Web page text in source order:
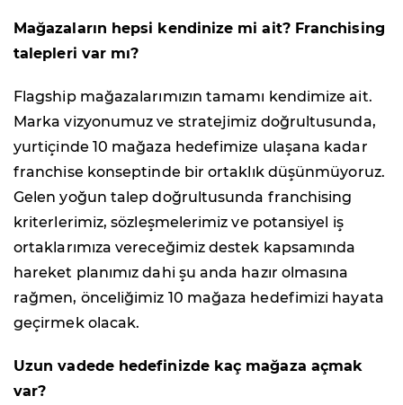
Mağazaların hepsi kendinize mi ait? Franchising
talepleri var mı?
Flagship mağazalarımızın tamamı kendimize ait.
Marka vizyonumuz ve stratejimiz doğrultusunda,
yurtiçinde 10 mağaza hedefimize ulaşana kadar
franchise konseptinde bir ortaklık düşünmüyoruz.
Gelen yoğun talep doğrultusunda franchising
kriterlerimiz, sözleşmelerimiz ve potansiyel iş
ortaklarımıza vereceğimiz destek kapsamında
hareket planımız dahi şu anda hazır olmasına
rağmen, önceliğimiz 10 mağaza hedefimizi hayata
geçirmek olacak.
Uzun vadede hedefinizde kaç mağaza açmak
var?